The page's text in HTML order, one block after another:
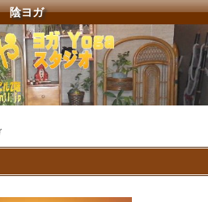
陰ヨガ